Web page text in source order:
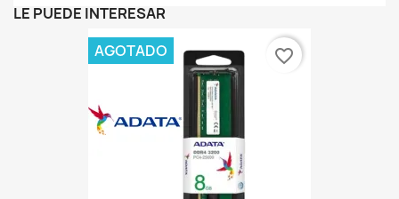
LE PUEDE INTERESAR
AGOTADO favorite_border